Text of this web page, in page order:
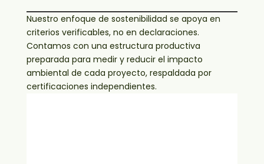
Nuestro enfoque de sostenibilidad se apoya en
criterios verificables, no en declaraciones.
Contamos con una estructura productiva
preparada para medir y reducir el impacto
ambiental de cada proyecto, respaldada por
certificaciones independientes.